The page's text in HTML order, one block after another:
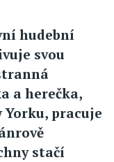
hudební
svou
a herečka,
pracuje
stačí